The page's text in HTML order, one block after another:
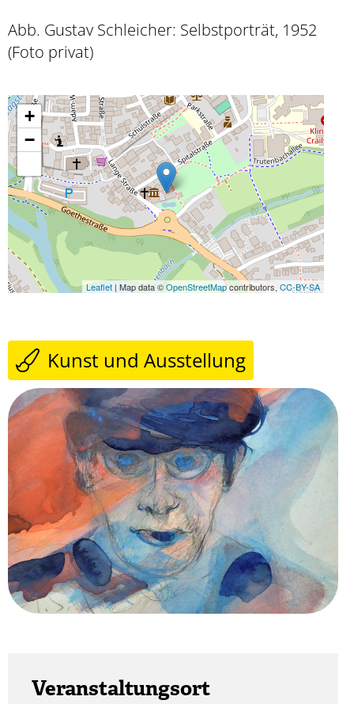
Abb. Gustav Schleicher: Selbstporträt, 1952
(Foto privat)
+
−
Leaflet | Map data ©OpenStreetMapcontributors,CC-BY-SA
Kunst und Ausstellung
Veranstaltungsort